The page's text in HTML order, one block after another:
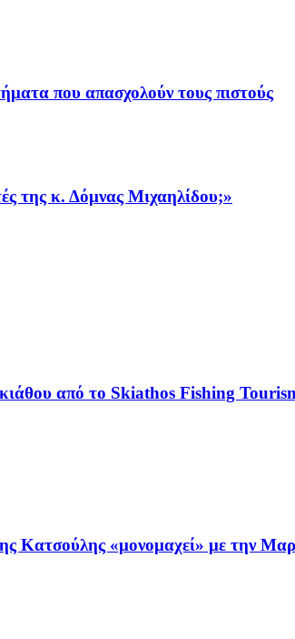
που απασχολούν τους πιστούς
της κ. Δόμνας Μιχαηλίδου;»
από το Skiathos Fishing
«μονομαχεί» με την